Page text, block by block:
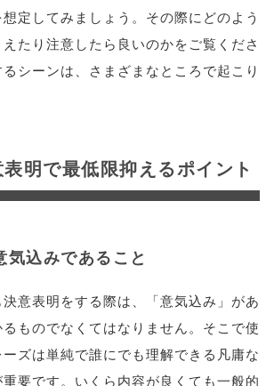
定してみましょう。その際にどのよう
たり注意したら良いのかをご覧くださ
シーンは、さまざまなところで起こり
明で最低限抑えるポイント
気込みであること
意表明をする際は、「意気込み」があ
ものでなくてはなりません。そこで使
ズは単純で誰にでも理解できる凡庸な
要です。いくら内容が良くても一般的